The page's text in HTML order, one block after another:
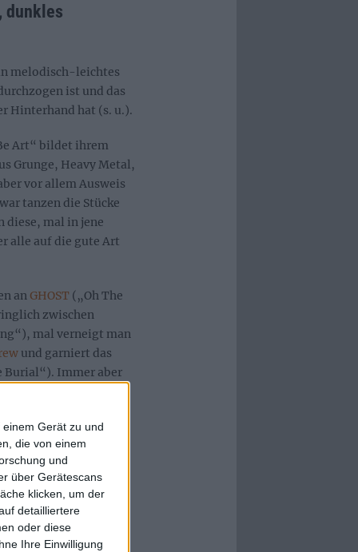
Gerät zu und
die von einem
und
über Gerätescans
klicken, um der
detailliertere
oder diese
Ihre Einwilligung
dunkles
melodisch-leichtes
ist und das
Hinterhand hat (s. u.).
Art“ bildet ihrem
Grunge, Heavy Metal,
vor allem Ausweis
tanzen die Stücke
diese, mal in jene
alle auf die gute Art
an GHOST („Oh The
zwischen
mal verneigt man
und garniert das
Burial“). Immer aber
nicht nur. Er
außerdem Piano
) und Jakob